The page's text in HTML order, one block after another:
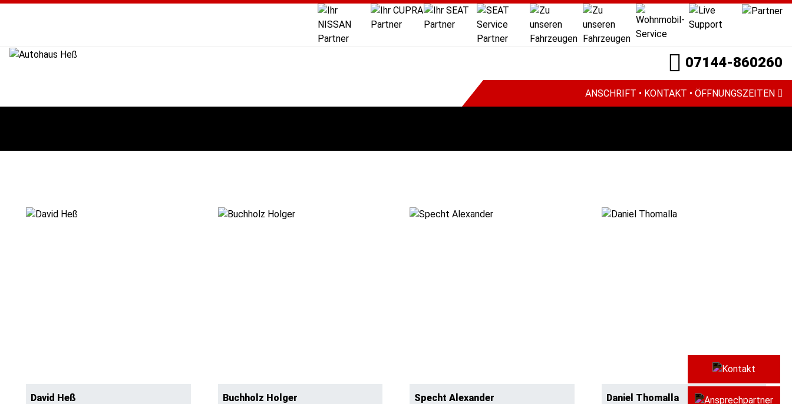
07144-860260
ANSCHRIFT • KONTAKT • ÖFFNUNGSZEITEN
David Heß
Buchholz Holger
Specht Alexander
Daniel Thomalla